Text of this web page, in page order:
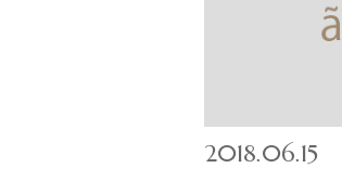
2018.06.15